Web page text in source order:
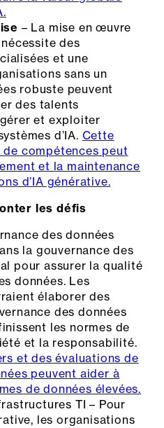
– La mise en œuvre
des
et une
sans un
robuste peuvent
des talents
et exploiter
d’IA. Cette
compétences peut
et la maintenance
d’IA générative.
les défis
des données
la gouvernance des
pour assurer la qualité
données. Les
élaborer des
des données
les normes de
et la responsabilité.
et des évaluations de
peuvent aider à
de données élevées.
TI – Pour
les organisations